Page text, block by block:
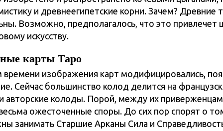
и древнеегипетские корни. Зачем? Древние
Возможно, предполагалось, что это привлечет
искусству.
карты Таро
времени изображения карт модифицировались,
Сейчас большинство колод делится на
и авторские колоды. Порой, между их
ожесточенные споры. До сих пор спорят о
занимать Старшие Арканы Сила и